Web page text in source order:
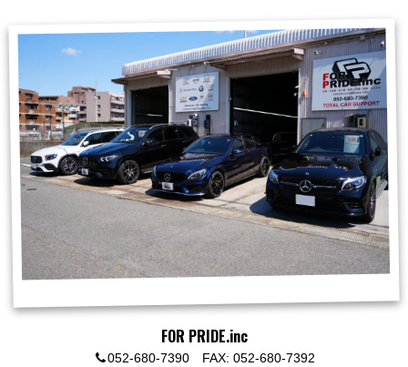
FOR PRIDE.inc
052-680-7390 FAX: 052-680-7392